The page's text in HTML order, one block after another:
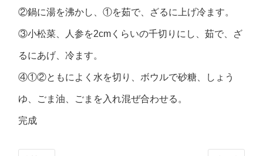
②鍋に湯を沸かし、①を茹で、ざるに上げ冷ます。
③小松菜、人参を2cmくらいの千切りにし、茹で、ざ
るにあげ、冷ます。
④①②ともによく水を切り、ボウルで砂糖、しょう
ゆ、ごま油、ごまを入れ混ぜ合わせる。
完成